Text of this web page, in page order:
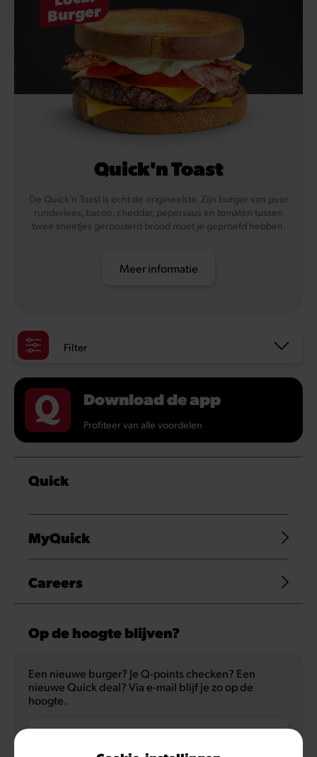
Burger
Quick'n Toast
De Quick'n Toast is echt de origineelste. Zijn burger van puur
rundsvlees, bacon, cheddar, pepersaus en tomaten tussen
twee sneetjes geroosterd brood moét je geproefd hebben.
Meer informatie
Filter
Download de app
Profiteer van alle voordelen
Quick
MyQuick
Careers
Op de hoogte blijven?
Een nieuwe burger? Je Q-points checken? Een
nieuwe Quick deal? Via e-mail blijf je zo op de
hoogte.
E-mailadres